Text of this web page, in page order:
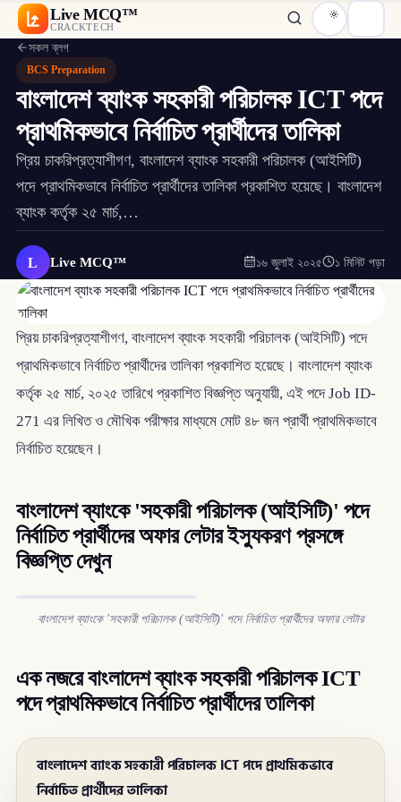
Live MCQ™
CRACKTECH
সকল ব্লগ
BCS Preparation
বাংলাদেশ ব্যাংক সহকারী পরিচালক ICT পদে
প্রাথমিকভাবে নির্বাচিত প্রার্থীদের তালিকা
প্রিয় চাকরিপ্রত্যাশীগণ, বাংলাদেশ ব্যাংক সহকারী পরিচালক (আইসিটি)
পদে প্রাথমিকভাবে নির্বাচিত প্রার্থীদের তালিকা প্রকাশিত হয়েছে। বাংলাদেশ
ব্যাংক কর্তৃক ২৫ মার্চ,…
L Live MCQ™ ১৬ জুলাই ২০২৫ ১ মিনিট পড়া
প্রিয় চাকরিপ্রত্যাশীগণ, বাংলাদেশ ব্যাংক সহকারী পরিচালক (আইসিটি) পদে
প্রাথমিকভাবে নির্বাচিত প্রার্থীদের তালিকা প্রকাশিত হয়েছে। বাংলাদেশ ব্যাংক
কর্তৃক ২৫ মার্চ, ২০২৫ তারিখে প্রকাশিত বিজ্ঞপ্তি অনুযায়ী, এই পদে Job ID-
271 এর লিখিত ও মৌখিক পরীক্ষার মাধ্যমে মোট ৪৮ জন প্রার্থী প্রাথমিকভাবে
নির্বাচিত হয়েছেন।
বাংলাদেশ ব্যাংকে 'সহকারী পরিচালক (আইসিটি)' পদে
নির্বাচিত প্রার্থীদের অফার লেটার ইস্যুকরণ প্রসঙ্গে
বিজ্ঞপ্তি দেখুন
বাংলাদেশ ব্যাংকে 'সহকারী পরিচালক (আইসিটি)' পদে নির্বাচিত প্রার্থীদের অফার লেটার
এক নজরে বাংলাদেশ ব্যাংক সহকারী পরিচালক ICT
পদে প্রাথমিকভাবে নির্বাচিত প্রার্থীদের তালিকা
বাংলাদেশ ব্যাংক সহকারী পরিচালক ICT পদে প্রাথমিকভাবে
নির্বাচিত প্রার্থীদের তালিকা